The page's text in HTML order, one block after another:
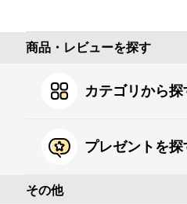
商品・レビューを探す
カテゴリから探
プレゼントを探
その他